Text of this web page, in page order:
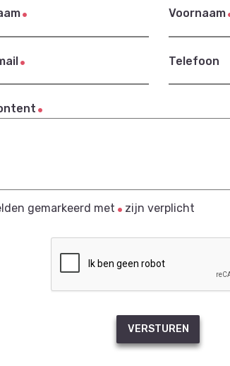
Voornaam
Telefoon
gemarkeerd met zijn verplicht
VERSTUREN